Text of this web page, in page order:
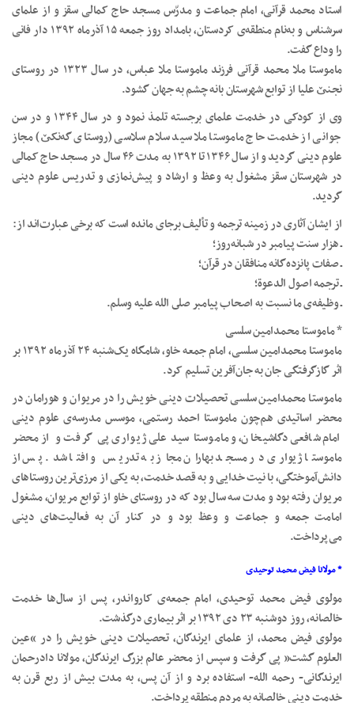
استاد محمد قرآنی، امام جماعت و مدرّس مسجد حاج کمالی سقز و از علمای
سر‌شناس و به‌نام منطقه‌ی کردستان، بامداد روز جمعه ۱۵ آذرماه ۱۳۹۲ دار فانی
را وداع گفت.
ماموستا ملا محمد قرآنی فرزند ماموستا ملا عباس، در سال ۱۳۲۳ در روستای
نجنێ علیا از توابع شهرستان بانه چشم به جهان گشود.
وی از کودکی در خدمت علمای برجسته تلمذ نمود و در سال ۱۳۴۴ و در سن
جوانی از خدمت حاج ماموستا ملا سید سلام سلاسی (روستای گه‌نکێ) مجاز
علوم دینی گردید و از سال ۱۳۴۶ تا ۱۳۹۲ بە مدت ۴۶ سال در مسجد حاج کمالی
در شهرستان سقز مشغول به وعظ و ارشاد و پیش‌نمازی و تدریس علوم دینی
گردید.
از ایشان آثاری در زمینه ترجمه و تألیف برجای مانده است که برخی عبارت‌اند از:
ـ هزار سنت پیامبر در شبانه‌روز؛
ـ صفات پانزده‌گانه منافقان در قرآن؛
ـ ترجمه اصول الدعوة؛
ـ وظیفه‌ی ما نسبت به اصحاب پیامبر صلى الله علیه وسلم.
* ماموستا محمدامین سلسی
ماموستا محمدامین سلسی، امام جمعه خاو، شامگاه یک‌شنبه ۲۴ آذرماه ۱۳۹۲ بر
اثر گازگرفتگی جان به جان‌آفرین تسلیم کرد.
ماموستا محمدامین سلسی تحصیلات دینی خویش را در مریوان و هورامان در
محضر اساتیدی هم‌چون ماموستا احمد رستمی، موسس مدرسه‌ی علوم دینی
امام شافعی دگاشیخان، و ماموستا سید علی ژیواری پی گرفت و از محضر
ماموستا ژیواری در مسجد بهاران مجاز به تدریس و افتا شد. پس از
دانش‌آموختگی، با نیت خدایی و به قصد خدمت، به یکی از مرزی‌ترین روستاهای
مریوان رفته بود و مدت سه سال بود که در روستای خاو از توابع مریوان، مشغول
امامت جمعه و جماعت و وعظ بود و در کنار آن به فعالیت‌های دینی
می‌پرداخت.
* مولانا فیض محمد توحیدی
مولوی فیض محمد توحیدی، امام جمعه‌ی کارواندر، پس از سال‌ها خدمت
خالصانه، روز دوشنبه ۲۳ دی ۱۳۹۲ بر اثر بیماری درگذشت.
مولوی فیض محمد، از علمای ایرندگان، تحصیلات دینی خویش را در “عین
العلوم گشت” پی گرفت و سپس از محضر عالم بزرگ ایرندگان، مولانا دادرحمان
ایرندگانی- رحمه الله- استفاده برد و از آن پس، به مدت بیش از ربع قرن به
خدمت دینی خالصانه به مردم منطقه پرداخت.